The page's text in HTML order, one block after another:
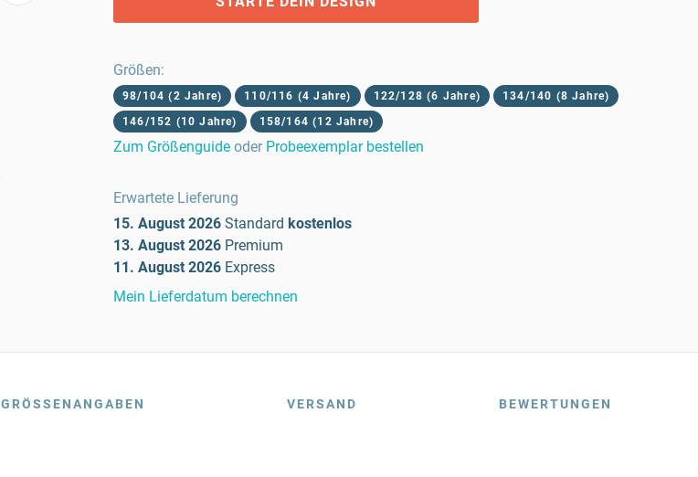
Größen:
98/104 (2 Jahre) 110/116 (4 Jahre) 122/128 (6 Jahre)
134/140 (8 Jahre)
146/152 (10 Jahre)
158/164 (12 Jahre)
Zum Größenguide oder Probeexemplar bestellen
Erwartete Lieferung
15. August 2026 Standard kostenlos
13. August 2026 Premium
11. August 2026 Express
Mein Lieferdatum berechnen
GRÖSSENANGABEN VERSAND BEWERTUNGEN